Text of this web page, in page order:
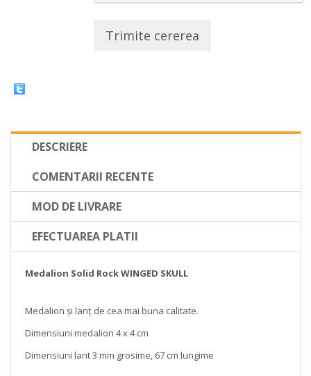
Trimite cererea
DESCRIERE
COMENTARII RECENTE
MOD DE LIVRARE
EFECTUAREA PLATII
Medalion Solid Rock WINGED SKULL
Medalion și lanț de cea mai buna calitate.
Dimensiuni medalion 4 x 4 cm
Dimensiuni lant 3 mm grosime, 67 cm lungime